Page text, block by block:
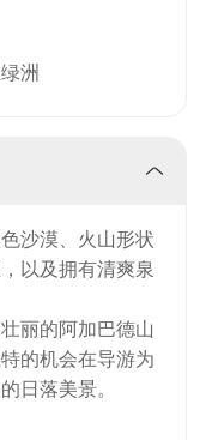
洲
沙漠、火山形状
以及拥有清爽泉
丽的阿加巴德山
的机会在导游为
日落美景。